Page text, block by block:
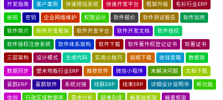
开发指南 客户案例 快速搭站系统 快速开发平台 框架升级 毛衫行业ERP
秘钥 密钥 企业网络维护 权限设计 软件报价 软件测试报告 软件加壳
软件简介 软件开发框架 软件开发平台 软件开发文档 软件授权
软件授权注册系统 软件体系架构 软件下载 软件著作权登记证书 软著证书
三层架构 设计模式 生成代码 实用小技巧 视频下载 收钱音箱 数据锁
数据同步 塑木地板行业ERP 推荐软件 微信小程序 未解决问题 文档下载
喜鹊ERP 喜鹊软件 系统对接 线联ERP 线束ERP 详细设计说明书 新功能
信创 行政区域数据库 需求分析 疑难杂症 蝇量级框架 蝇量框架